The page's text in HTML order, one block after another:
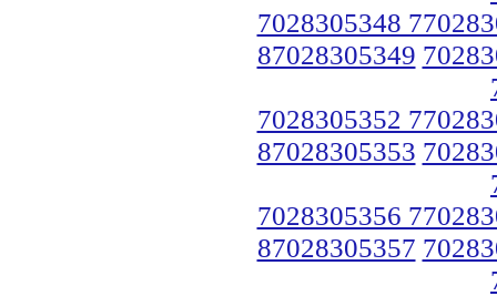
7028305348
87028305349
7028305352
87028305353
7028305356
87028305357